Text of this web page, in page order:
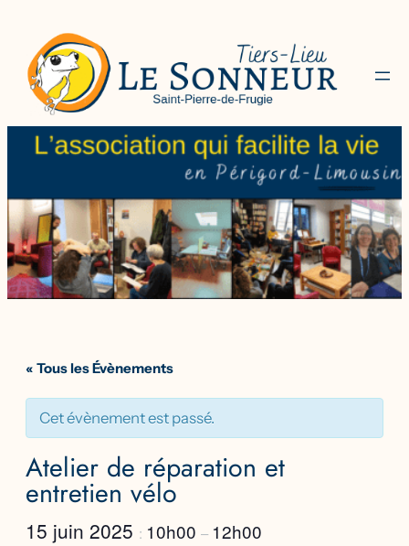
« Tous les Évènements
Cet évènement est passé.
Atelier de réparation et
entretien vélo
15 juin 2025 : 10h00 – 12h00